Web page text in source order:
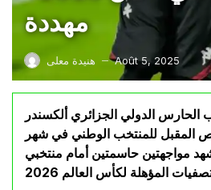
مهددة
هنيدة معلى — Août 5, 2025
الدولي الجزائري ألكسندر
المقبل للمنتخب الوطني في شهر
مواجهتين حاسمتين أمام منتخبي